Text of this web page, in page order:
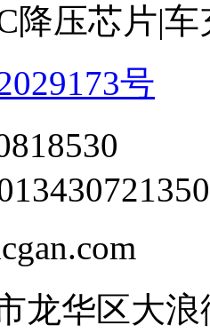
降压芯片|
号
13430721350
龙华区大